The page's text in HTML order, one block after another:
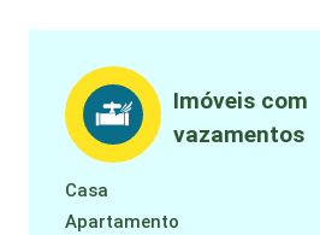
Imóveis com
vazamentos
Casa
Apartamento